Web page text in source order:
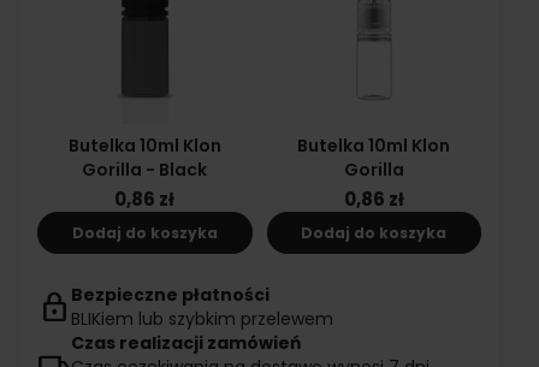
Butelka 10ml Klon
Gorilla - Black
0,86 zł
Dodaj do koszyka
Butelka 10ml Klon
Gorilla
0,86 zł
Dodaj do koszyka
lock Bezpieczne płatności
BLIKiem lub szybkim przelewem
Czas realizacji zamówień